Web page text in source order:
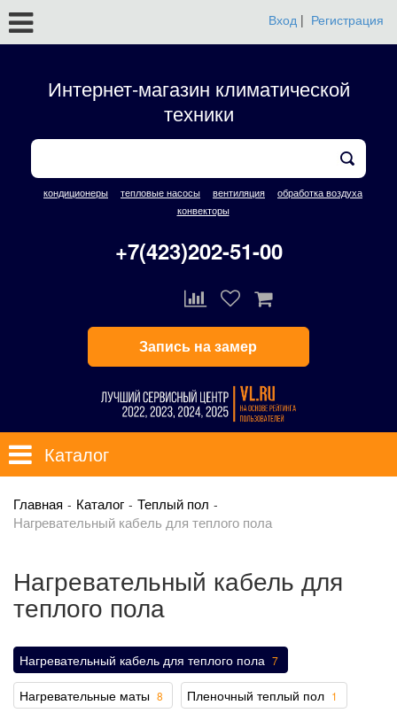
Вход | Регистрация
Интернет-магазин климатической
техники
кондиционеры тепловые насосы вентиляция
обработка воздуха
конвекторы
+7(423)202-51-00
Запись на замер
Каталог
Главная Каталог
Теплый пол
Нагревательный кабель для теплого пола
Нагревательный кабель для
теплого пола
Нагревательный кабель для теплого пола 7
Нагревательные маты 8 Пленочный теплый пол 1